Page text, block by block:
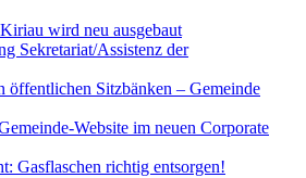
wird neu ausgebaut
Sekretariat/Assistenz der
öffentlichen Sitzbänken – Gemeinde
Website im neuen Corporate
Gasflaschen richtig entsorgen!